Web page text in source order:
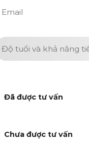
Đã được tư vấn
Chưa được tư vấn